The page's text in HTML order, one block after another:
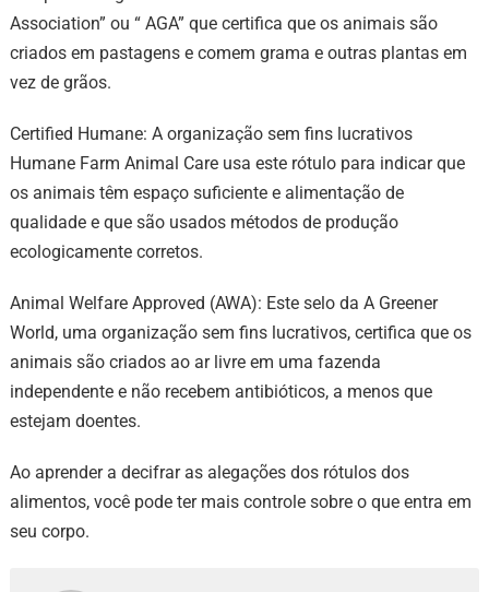
Association” ou “ AGA” que certifica que os animais são
criados em pastagens e comem grama e outras plantas em
vez de grãos.
Certified Humane: A organização sem fins lucrativos
Humane Farm Animal Care usa este rótulo para indicar que
os animais têm espaço suficiente e alimentação de
qualidade e que são usados métodos de produção
ecologicamente corretos.
Animal Welfare Approved (AWA): Este selo da A Greener
World, uma organização sem fins lucrativos, certifica que os
animais são criados ao ar livre em uma fazenda
independente e não recebem antibióticos, a menos que
estejam doentes.
Ao aprender a decifrar as alegações dos rótulos dos
alimentos, você pode ter mais controle sobre o que entra em
seu corpo.